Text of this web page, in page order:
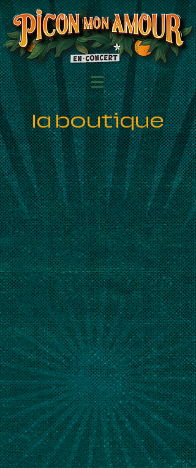
la boutique
Retour au catalogue